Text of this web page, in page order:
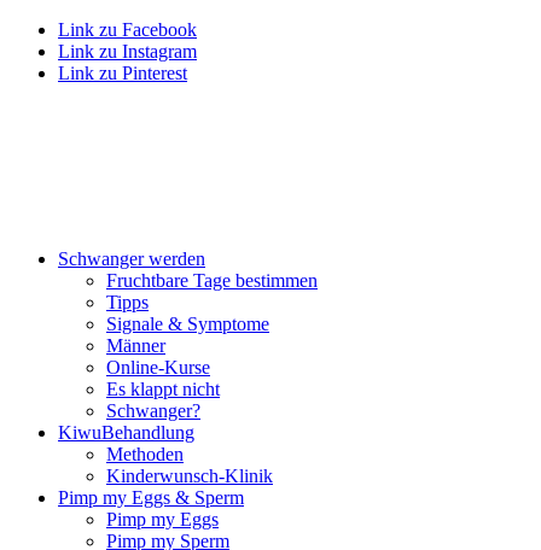
Link zu Facebook
Link zu Instagram
Link zu Pinterest
Schwan­ger wer­den
Frucht­ba­re Tage bestim­men
Tipps
Signa­le & Sym­pto­me
Män­ner
Online-Kur­se
Es klappt nicht
Schwan­ger?
Kiwu­Be­hand­lung
Metho­den
Kin­der­wunsch-Kli­nik
Pimp my Eggs & Sperm
Pimp my Eggs
Pimp my Sperm